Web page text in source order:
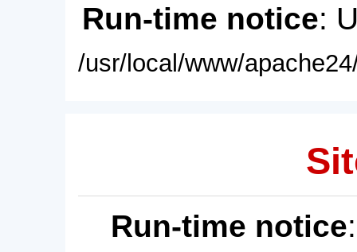
Run-time notice:
/usr/local/www/
Run-time notice